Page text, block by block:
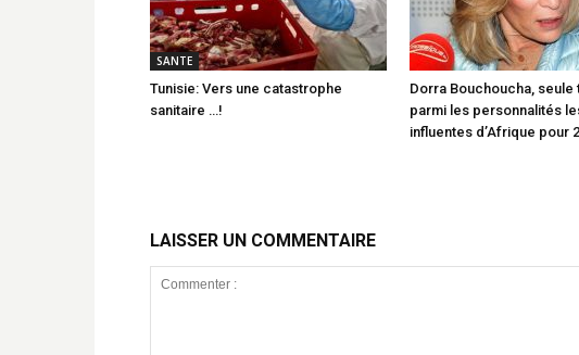
SANTE
Tunisie: Vers une catastrophe
sanitaire …!
Dorra Bouchoucha, seule
parmi les personnalités
influentes d’Afrique pour
LAISSER UN COMMENTAIRE